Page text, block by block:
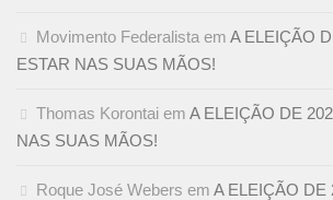
Movimento Federalista em A ELEIÇÃO
ESTAR NAS SUAS MÃOS!
Thomas Korontai em A ELEIÇÃO DE
NAS SUAS MÃOS!
Roque José Webers em A ELEIÇÃO DE